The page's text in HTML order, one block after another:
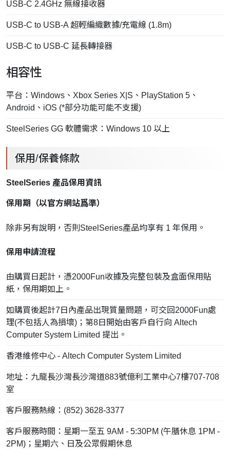
USB-C 2.4GHz 無線接收器
USB-C to USB-A 超輕編織數據/充電線 (1.8m)
USB-C to USB-C 延長轉接器
相容性
平台：Windows、Xbox Series X|S、PlayStation 5、
Android、iOS (*部分功能可能不支援)
SteelSeries GG 軟體需求：Windows 10 以上
保用/保養條款
SteelSeries 產品保用資訊
保用期（以官方網站爲準）
除非另有說明，否則SteelSeries產品均享有 1 年保用。
保用申請流程
由購買日起計，憑2000Fun收據及完整包裝及盒面保用貼
紙，保用期如上。
如購買後起計7日內產品出現質量問題，可交回2000Fun處
理(不包括人為損壞)；第8日開始由客戶自行向 Altech
Computer System Limited 提出。
香港維修中心 - Altech Computer System Limited
地址：九龍長沙灣長沙灣道883號億利工業中心7樓707-708
室
客戶服務熱線：(852) 3628-3377
客戶服務時間：星期一至五 9AM - 5:30PM (午膳休息 1PM -
2PM)；星期六、日及公眾假期休息